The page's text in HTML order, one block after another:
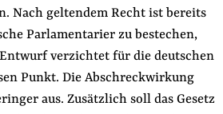
Nach geltendem Recht ist bereits
Parlamentarier zu bestechen,
verzichtet für die deutschen
Punkt. Die Abschreckwirkung
aus. Zusätzlich soll das Gesetz